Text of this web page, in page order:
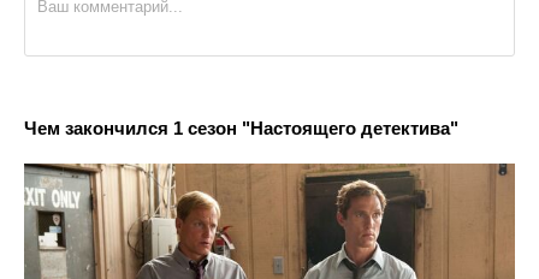
Чем закончился 1 сезон "Настоящего детектива"